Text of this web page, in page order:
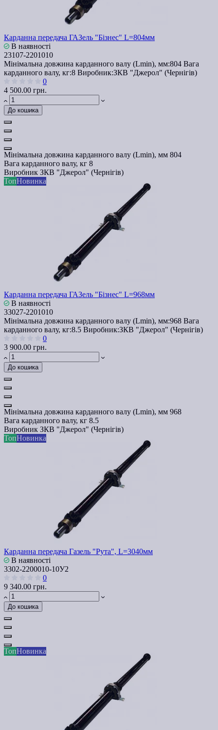
Карданна передача ГАЗель "Бізнес" L=804мм
В наявності
23107-2201010
Мінімальна довжина карданного валу (Lmin), мм:804 Вага
карданного валу, кг:8 Виробник:ЗКВ "Джерол" (Чернігів)
0
4 500.00 грн.
До кошика
Мінімальна довжина карданного валу (Lmin), мм 804
Вага карданного валу, кг 8
Виробник ЗКВ "Джерол" (Чернігів)
ТопНовинка
Карданна передача ГАЗель "Бізнес" L=968мм
В наявності
33027-2201010
Мінімальна довжина карданного валу (Lmin), мм:968 Вага
карданного валу, кг:8.5 Виробник:ЗКВ "Джерол" (Чернігів)
0
3 900.00 грн.
До кошика
Мінімальна довжина карданного валу (Lmin), мм 968
Вага карданного валу, кг 8.5
Виробник ЗКВ "Джерол" (Чернігів)
ТопНовинка
Карданна передача Газель "Рута", L=3040мм
В наявності
3302-2200010-10У2
0
9 340.00 грн.
До кошика
ТопНовинка